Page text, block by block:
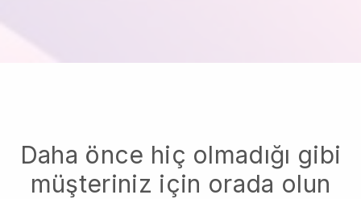
Daha önce hiç olmadığı gibi
müşteriniz için orada olun